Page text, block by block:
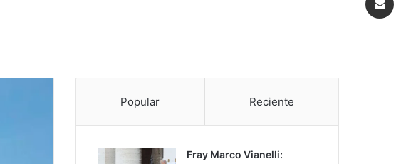
Popular Reciente
Fray Marco Vianelli: